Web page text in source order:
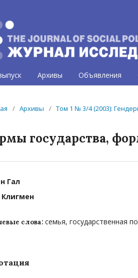
Архивы Объявления
/ Архивы / Том 1 № 3/4 (2003):
государства,
Гал
Клигмен
слова: семья, государственная